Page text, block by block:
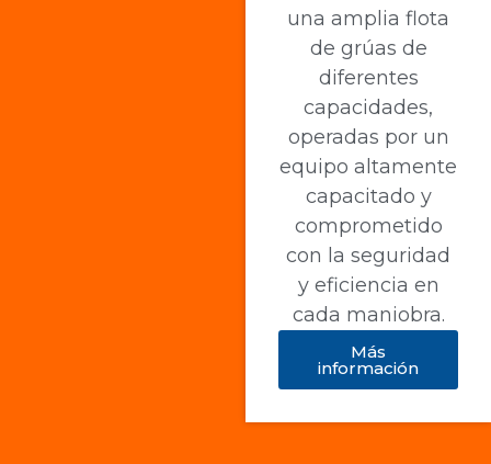
una amplia flota
de grúas de
diferentes
capacidades,
operadas por un
equipo altamente
capacitado y
comprometido
con la seguridad
y eficiencia en
cada maniobra.
Más
información